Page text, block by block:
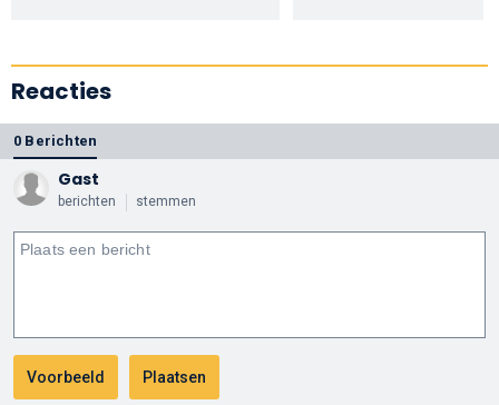
Reacties
0 Berichten
Gast
berichten stemmen